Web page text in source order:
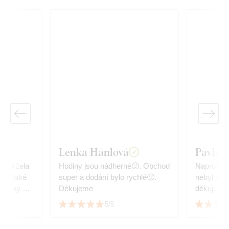
u
Lenka Hánlová
Hodiny jsou nádherné🙂. Obchod
super a dodání bylo rychlé🙂.
Dékujeme
5/5
Pavla
Naprostá
nebyl
děkuji.